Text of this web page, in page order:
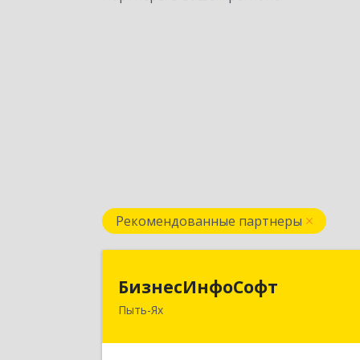
Рекомендованные партнеры
БизнесИнфоСофт
Пыть-Ях
БизнесИнфоСофт